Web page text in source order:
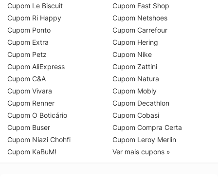
Cupom Le Biscuit
Cupom Ri Happy
Cupom Ponto
Cupom Extra
Cupom Petz
Cupom AliExpress
Cupom C&A
Cupom Vivara
Cupom Renner
Cupom O Boticário
Cupom Buser
Cupom Niazi Chohfi
Cupom KaBuM!
Cupom Fast Shop
Cupom Netshoes
Cupom Carrefour
Cupom Hering
Cupom Nike
Cupom Zattini
Cupom Natura
Cupom Mobly
Cupom Decathlon
Cupom Cobasi
Cupom Compra Certa
Cupom Leroy Merlin
Ver mais cupons »